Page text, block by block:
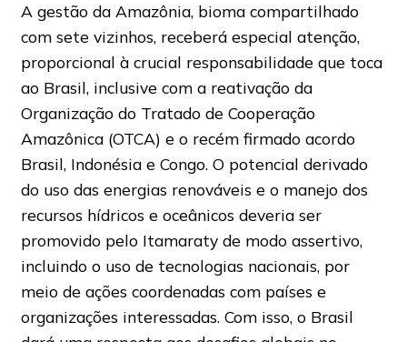
A gestão da Amazônia, bioma compartilhado
com sete vizinhos, receberá especial atenção,
proporcional à crucial responsabilidade que toca
ao Brasil, inclusive com a reativação da
Organização do Tratado de Cooperação
Amazônica (OTCA) e o recém firmado acordo
Brasil, Indonésia e Congo. O potencial derivado
do uso das energias renováveis e o manejo dos
recursos hídricos e oceânicos deveria ser
promovido pelo Itamaraty de modo assertivo,
incluindo o uso de tecnologias nacionais, por
meio de ações coordenadas com países e
organizações interessadas. Com isso, o Brasil